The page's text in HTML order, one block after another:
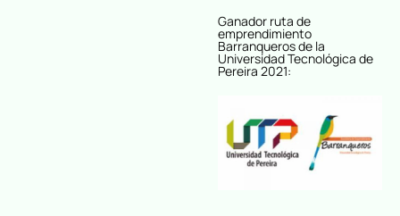
Ganador ruta de
emprendimiento
Barranqueros de la
Universidad Tecnológica de
Pereira 2021: